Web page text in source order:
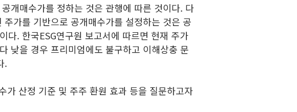
개매수가를 정하는 것은 관행에 따른 것이다. 다
가를 기반으로 공개매수가를 설정하는 것은 공
다. 한국ESG연구원 보고서에 따르면 현재 주가
낮을 경우 프리미엄에도 불구하고 이해상충 문
.
가 산정 기준 및 주주 환원 효과 등을 질문하고자